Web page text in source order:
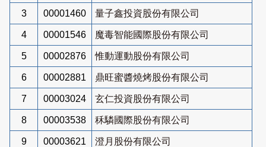
3 00001460 量子鑫投資股份有限公司
4 00001546 魔毒智能國際股份有限公司
5 00002876 惟動運動股份有限公司
6 00002881 鼎旺蜜醬燒烤股份有限公司
7 00003024 玄仁投資股份有限公司
8 00003538 秝驎國際股份有限公司
9 00003621 澄月股份有限公司